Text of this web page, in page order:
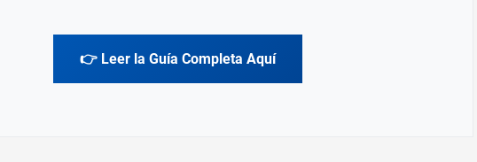
👉 Leer la Guía Completa Aquí